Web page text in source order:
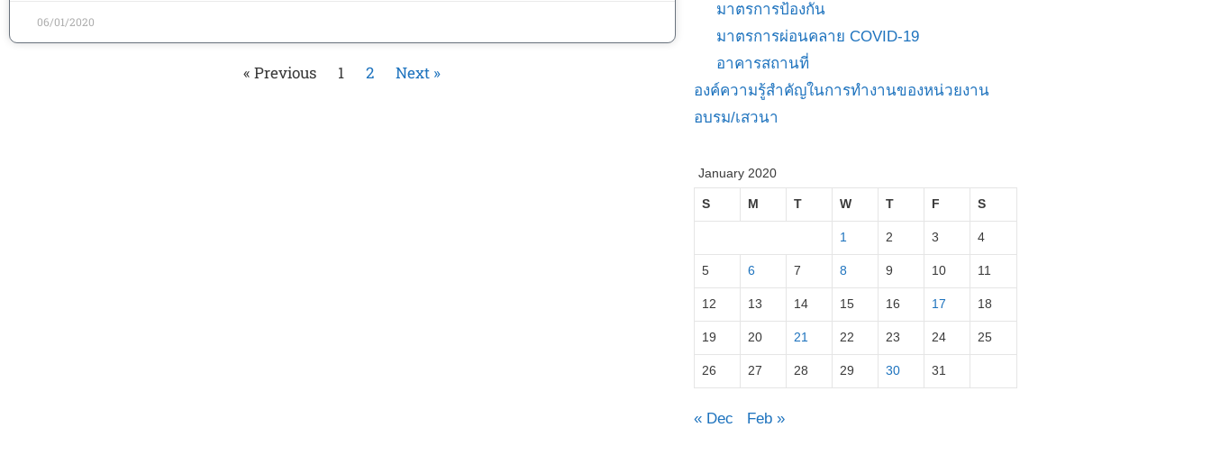
06/01/2020
« Previous 1 2 Next »
มาตรการป้องกัน
มาตรการผ่อนคลาย COVID-19
อาคารสถานที่
องค์ความรู้สำคัญในการทำงานของหน่วยงาน
อบรม/เสวนา
January 2020
S M T W T F S
1 2 3 4
5 6 7 8 9 10 11
12 13 14 15 16 17 18
19 20 21 22 23 24 25
26 27 28 29 30 31
« Dec Feb »